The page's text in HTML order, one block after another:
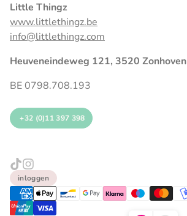
Little Thingz
www.littlethingz.be
info@littlethingz.com
Heuveneindeweg 121, 3520 Zonhoven
BE 0798.708.193
+32 (0)11 397 398
inloggen